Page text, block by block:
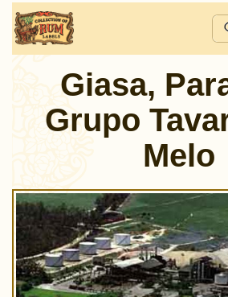
Giasa,
Grupo
Melo